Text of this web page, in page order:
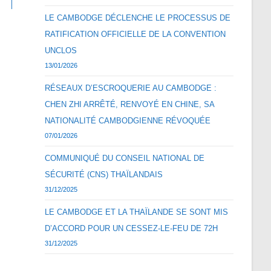
LE CAMBODGE DÉCLENCHE LE PROCESSUS DE
RATIFICATION OFFICIELLE DE LA CONVENTION
UNCLOS
13/01/2026
RÉSEAUX D’ESCROQUERIE AU CAMBODGE :
CHEN ZHI ARRÊTÉ, RENVOYÉ EN CHINE, SA
NATIONALITÉ CAMBODGIENNE RÉVOQUÉE
07/01/2026
COMMUNIQUÉ DU CONSEIL NATIONAL DE
SÉCURITÉ (CNS) THAÏLANDAIS
31/12/2025
LE CAMBODGE ET LA THAÏLANDE SE SONT MIS
D’ACCORD POUR UN CESSEZ-LE-FEU DE 72H
31/12/2025